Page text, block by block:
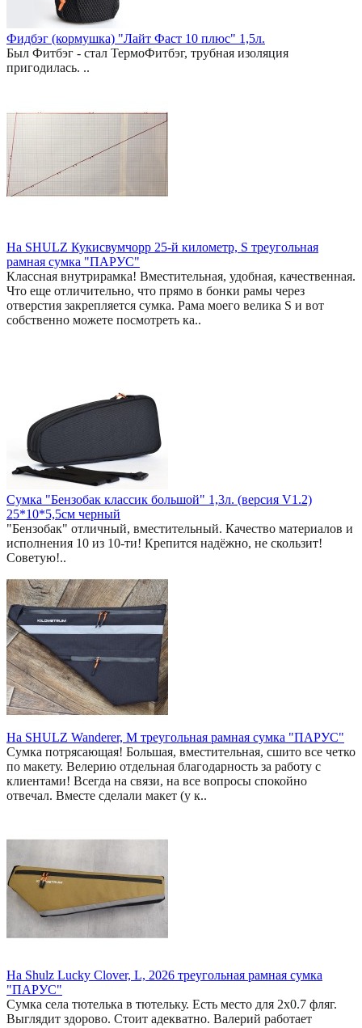
Фидбэг (кормушка) "Лайт Фаст 10 плюс" 1,5л.
Был Фитбэг - стал ТермоФитбэг, трубная изоляция
пригодилась. ..
На SHULZ Кукисвумчорр 25-й километр, S треугольная
рамная сумка "ПАРУС"
Классная внутрирамка! Вместительная, удобная, качественная.
Что еще отличительно, что прямо в бонки рамы через
отверстия закрепляется сумка. Рама моего велика S и вот
собственно можете посмотреть ка..
Сумка "Бензобак классик большой" 1,3л. (версия V1.2)
25*10*5,5см черный
"Бензобак" отличный, вместительный. Качество материалов и
исполнения 10 из 10-ти! Крепится надёжно, не скользит!
Советую!..
На SHULZ Wanderer, M треугольная рамная сумка "ПАРУС"
Сумка потрясающая! Большая, вместительная, сшито все четко
по макету. Велерию отдельная благодарность за работу с
клиентами! Всегда на связи, на все вопросы спокойно
отвечал. Вместе сделали макет (у к..
На Shulz Lucky Clover, L, 2026 треугольная рамная сумка
"ПАРУС"
Сумка села тютелька в тютельку. Есть место для 2x0.7 фляг.
Выглядит здорово. Стоит адекватно. Валерий работает